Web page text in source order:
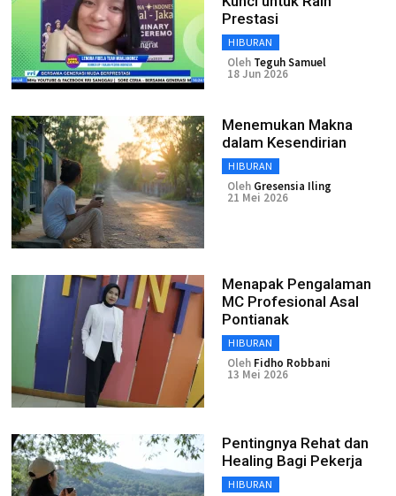
Prestasi
HIBURAN
Oleh Teguh Samuel
18 Jun 2026
Menemukan Makna
dalam Kesendirian
HIBURAN
Oleh Gresensia Iling
21 Mei 2026
Menapak Pengalaman
MC Profesional Asal
Pontianak
HIBURAN
Oleh Fidho Robbani
13 Mei 2026
Pentingnya Rehat dan
Healing Bagi Pekerja
HIBURAN